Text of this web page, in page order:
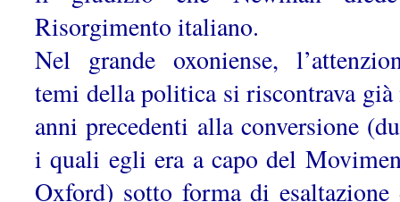
Risorgimento italiano.
Nel grande oxoniense,
temi della politica si riscontrava
anni precedenti alla conversione
i quali egli era a capo del
Oxford) sotto forma di esaltazione